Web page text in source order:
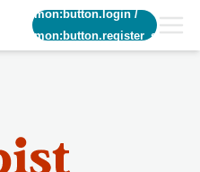
common:button.login/
common:button.register_short